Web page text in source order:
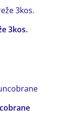
3kos.